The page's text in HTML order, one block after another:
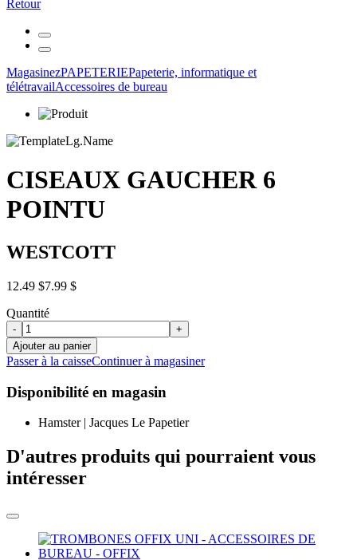
Retour
MagasinezPAPETERIEPapeterie, informatique et
télétravailAccessoires de bureau
CISEAUX GAUCHER 6
POINTU
WESTCOTT
12.49 $7.99 $
Quantité
-
+
Ajouter au panier
Passer à la caisseContinuer à magasiner
Disponibilité en magasin
Hamster | Jacques Le Papetier
D'autres produits qui pourraient vous
intéresser